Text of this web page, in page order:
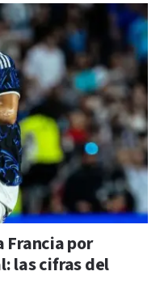
Francia por
las cifras del